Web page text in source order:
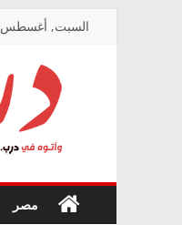
السبت, أغسطس 8, 2026
درب
في
درب..
مصر